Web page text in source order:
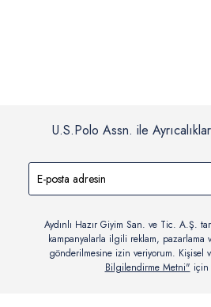
U.S.Polo Assn. ile
Aydınlı Hazır Giyim San. ve Tic. A.Ş.
kampanyalarla ilgili reklam, pazarlama
gönderilmesine izin veriyorum. Kişisel
Bilgilendirme Metni" için